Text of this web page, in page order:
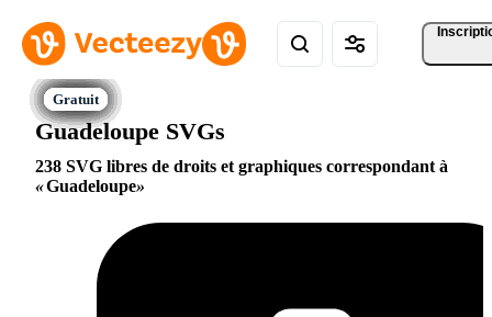
Guadeloupe SVGs
238 SVG libres de droits et graphiques correspondant à
Guadeloupe